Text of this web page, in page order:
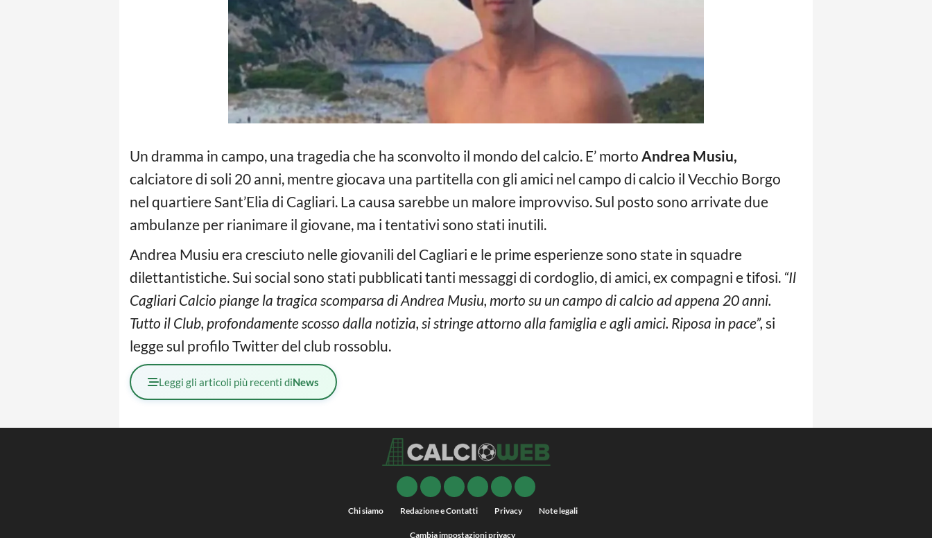
Un dramma in campo, una tragedia che ha sconvolto il mondo del calcio. E’ morto Andrea Musiu,
calciatore di soli 20 anni, mentre giocava una partitella con gli amici nel campo di calcio il Vecchio Borgo
nel quartiere Sant’Elia di Cagliari. La causa sarebbe un malore improvviso. Sul posto sono arrivate due
ambulanze per rianimare il giovane, ma i tentativi sono stati inutili.
Andrea Musiu era cresciuto nelle giovanili del Cagliari e le prime esperienze sono state in squadre
dilettantistiche. Sui social sono stati pubblicati tanti messaggi di cordoglio, di amici, ex compagni e tifosi. “Il
Cagliari Calcio piange la tragica scomparsa di Andrea Musiu, morto su un campo di calcio ad appena 20 anni.
Tutto il Club, profondamente scosso dalla notizia, si stringe attorno alla famiglia e agli amici. Riposa in pace”, si
legge sul profilo Twitter del club rossoblu.
Leggi gli articoli più recenti diNews
Chi siamo Redazione e Contatti Privacy Note legali
Cambia impostazioni privacy